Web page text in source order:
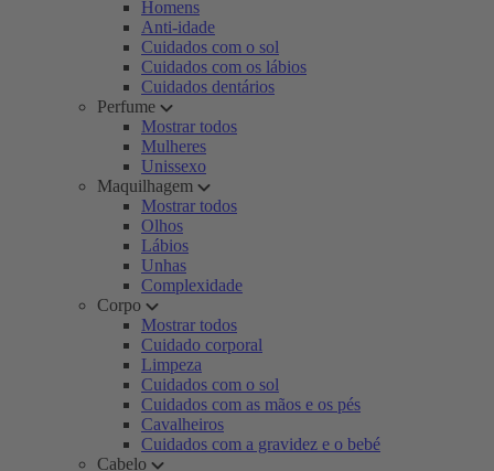
Homens
Anti-idade
Cuidados com o sol
Cuidados com os lábios
Cuidados dentários
Perfume
Mostrar todos
Mulheres
Unissexo
Maquilhagem
Mostrar todos
Olhos
Lábios
Unhas
Complexidade
Corpo
Mostrar todos
Cuidado corporal
Limpeza
Cuidados com o sol
Cuidados com as mãos e os pés
Cavalheiros
Cuidados com a gravidez e o bebé
Cabelo